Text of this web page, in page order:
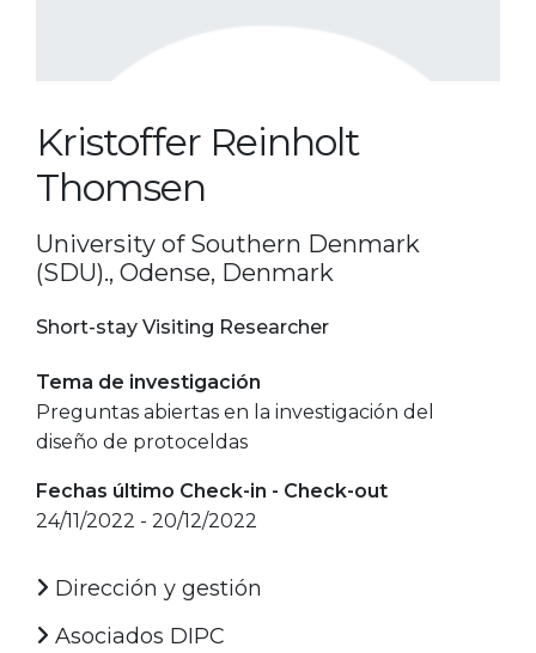
Kristoffer Reinholt
Thomsen
University of Southern Denmark
(SDU)., Odense, Denmark
Short-stay Visiting Researcher
Tema de investigación
Preguntas abiertas en la investigación del
diseño de protoceldas
Fechas último Check-in - Check-out
24/11/2022 - 20/12/2022
Dirección y gestión
Asociados DIPC